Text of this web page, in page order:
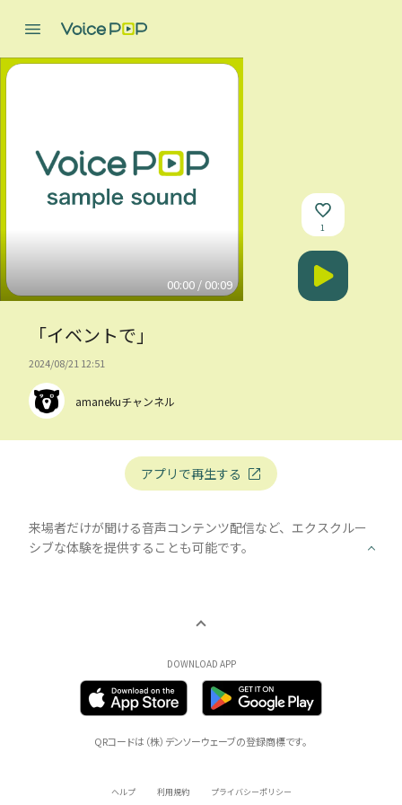
00:00 / 00:09
1
「イベントで」
2024/08/21 12:51
amanekuチャンネル
アプリで再生する
来場者だけが聞ける⾳声コンテンツ配信など、エクスクルー
シブな体験を提供することも可能です。
DOWNLOAD APP
QRコードは（株）デンソーウェーブの登録商標です。
ヘルプ 利用規約 プライバシーポリシー